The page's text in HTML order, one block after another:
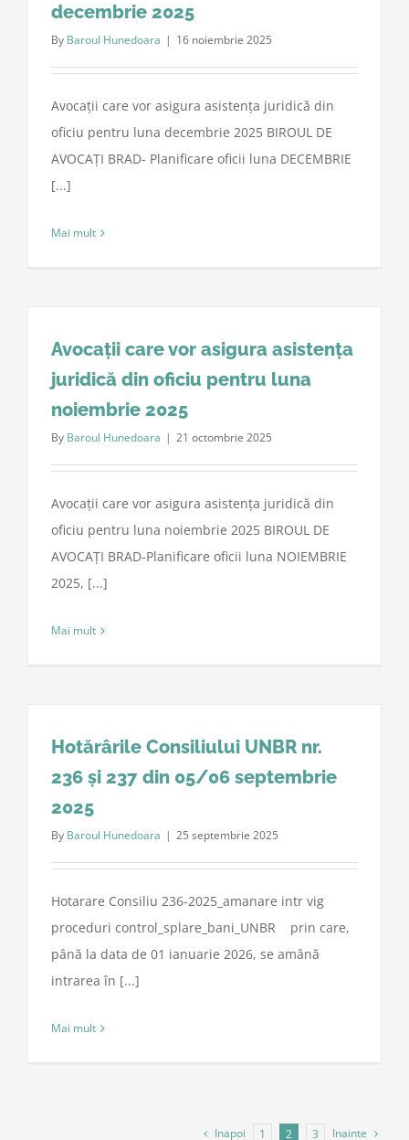
decembrie 2025
By Baroul Hunedoara | 16 noiembrie 2025
Avocații care vor asigura asistența juridică din
oficiu pentru luna decembrie 2025 BIROUL DE
AVOCAȚI BRAD- Planificare oficii luna DECEMBRIE
[...]
Mai mult
Avocații care vor asigura asistența
juridică din oficiu pentru luna
noiembrie 2025
By Baroul Hunedoara | 21 octombrie 2025
Avocații care vor asigura asistența juridică din
oficiu pentru luna noiembrie 2025 BIROUL DE
AVOCAȚI BRAD-Planificare oficii luna NOIEMBRIE
2025, [...]
Mai mult
Hotărârile Consiliului UNBR nr.
236 și 237 din 05/06 septembrie
2025
By Baroul Hunedoara | 25 septembrie 2025
Hotarare Consiliu 236-2025_amanare intr vig
proceduri control_splare_bani_UNBR prin care,
până la data de 01 ianuarie 2026, se amână
intrarea în [...]
Mai mult
Inapoi 1 2 3 Inainte